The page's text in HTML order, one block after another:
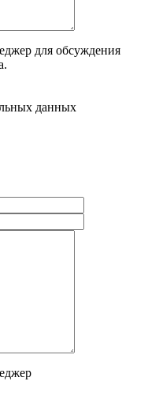
для обсуждения
данных